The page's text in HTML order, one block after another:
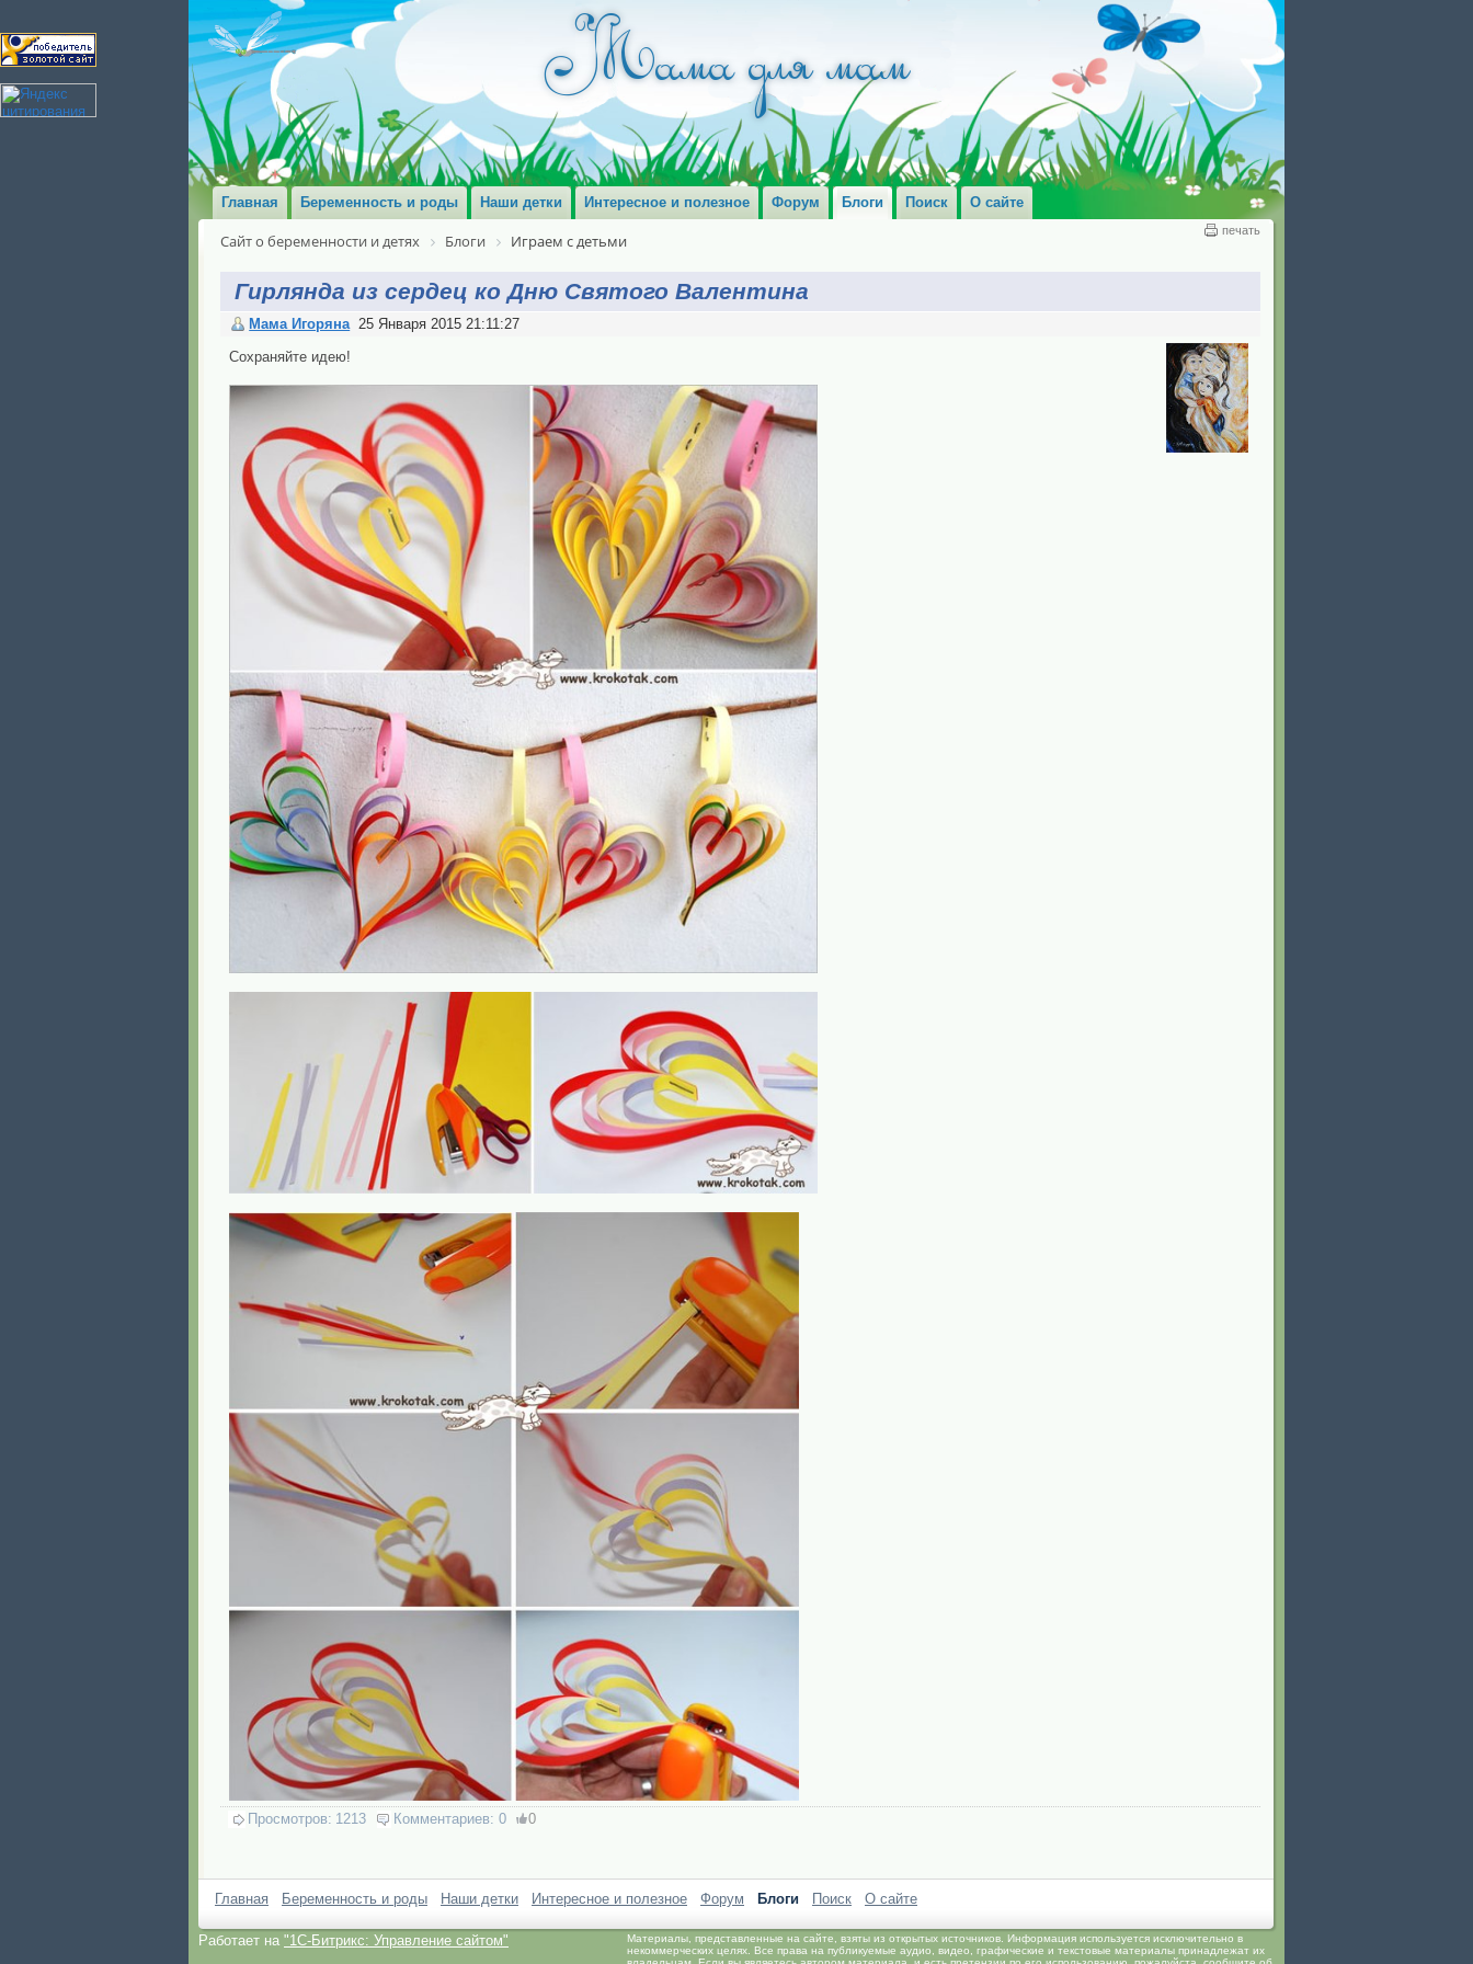
Главная Беременность и роды Наши детки Интересное и полезное Форум Блоги Поиск О сайте
печать
Сайт о беременности и детях Блоги Играем с детьми
Гирлянда из сердец ко Дню Святого Валентина
Мама Игоряна 25 Января 2015 21:11:27
Сохраняйте идею!
Просмотров: 1213 Комментариев: 0 0
Главная Беременность и роды Наши детки Интересное и полезное Форум Блоги Поиск О сайте
Работает на "1C-Битрикс: Управление сайтом"
Материалы, представленные на сайте, взяты из открытых источников. Информация используется исключительно в
некоммерческих целях. Все права на публикуемые аудио, видео, графические и текстовые материалы принадлежат их